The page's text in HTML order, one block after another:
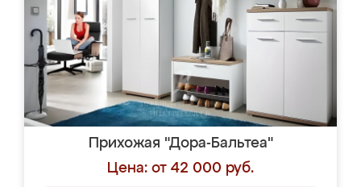
Прихожая "Дора-Бальтеа"
Цена: от 42 000 руб.